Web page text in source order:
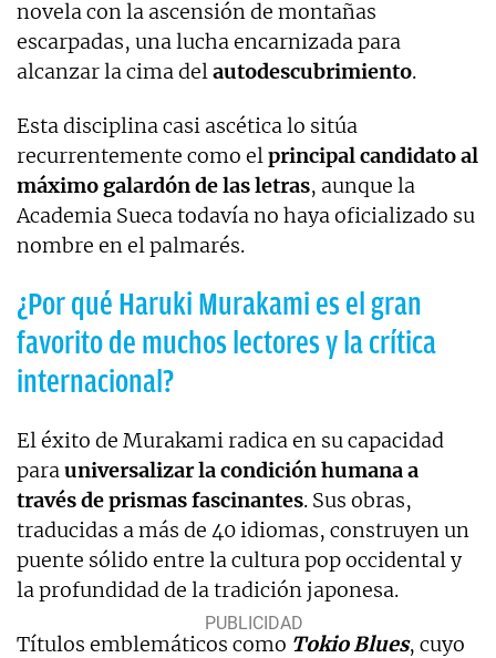
novela con la ascensión de montañas
escarpadas, una lucha encarnizada para
alcanzar la cima delautodescubrimiento.
Esta disciplina casi ascética lo sitúa
recurrentemente como elprincipal candidato al
máximo galardón de las letras, aunque la
Academia Sueca todavía no haya oficializado su
nombre en el palmarés.
¿Por qué Haruki Murakami es el gran
favorito de muchos lectores y la crítica
internacional?
El éxito de Murakami radica en su capacidad
parauniversalizar la condición humana a
través de prismas fascinantes. Sus obras,
traducidas a más de 40 idiomas, construyen un
puente sólido entre la cultura pop occidental y
la profundidad de la tradición japonesa.
Títulos emblemáticos como Tokio Blues, cuyo